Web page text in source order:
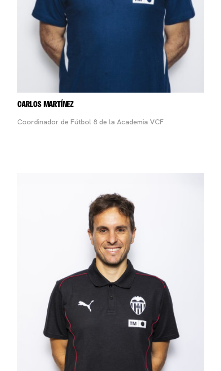
CARLOS MARTÍNEZ
Coordinador de Fútbol 8 de la Academia VCF